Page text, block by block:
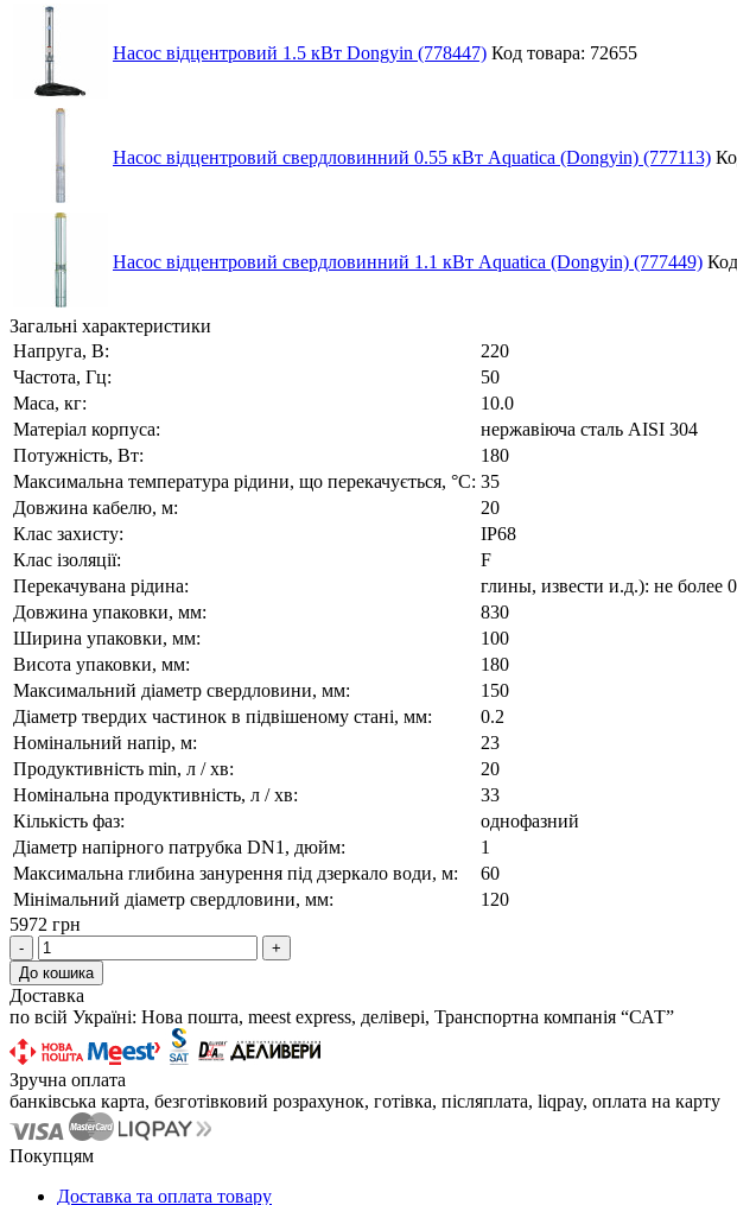
Насос відцентровий 1.5 кВт Dongyin (778447) Код товара: 72655
Насос відцентровий свердловинний 0.55 кВт Aquatica (Dongyin) (777113)
Насос відцентровий свердловинний 1.1 кВт Aquatica (Dongyin) (777449)
Загальні характеристики
Напруга, В:
220
Частота, Гц:
50
Маса, кг:
10.0
Матеріал корпуса:
нержавіюча сталь AISI 304
Потужність, Вт:
180
Максимальна температура рідини, що перекачується, °C: 35
Довжина кабелю, м:
20
Клас захисту:
IP68
Клас ізоляції:
F
Перекачувана рідина:
глины, извести и.д.): не более
Довжина упаковки, мм:
830
Ширина упаковки, мм:
100
Висота упаковки, мм:
180
Максимальний діаметр свердловини, мм:
150
Діаметр твердих частинок в підвішеному стані, мм:
0.2
Номінальний напір, м:
23
Продуктивність min, л / хв:
20
Номінальна продуктивність, л / хв:
33
Кількість фаз:
однофазний
Діаметр напірного патрубка DN1, дюйм:
1
Максимальна глибина занурення під дзеркало води, м:
60
Мінімальний діаметр свердловини, мм:
120
5972 грн
-
+
До кошика
Доставка
по всій Україні: Нова пошта, meest express, делівері, Транспортна компанія “САТ”
Зручна оплата
банківська карта, безготівковий розрахунок, готівка, післяплата, liqpay, оплата на карту
Покупцям
Доставка та оплата товару